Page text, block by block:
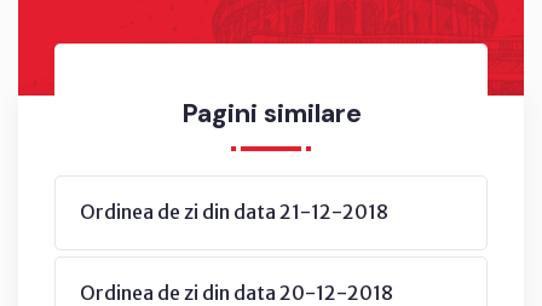
Pagini similare
Ordinea de zi din data 21-12-2018
Ordinea de zi din data 20-12-2018